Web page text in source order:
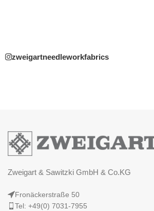
zweigartneedleworkfabrics
Zweigart & Sawitzki GmbH & Co.KG
Fronäckerstraße 50
Tel: +49(0) 7031-7955